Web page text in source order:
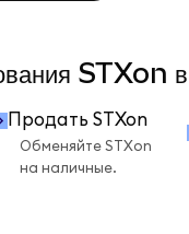
Продать STXon
Обменяйте STXon
на наличные.